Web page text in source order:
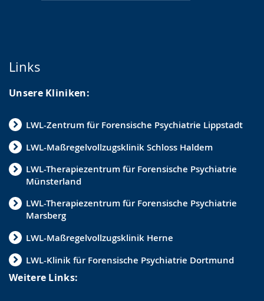
Links
Unsere Kliniken:
LWL-Zentrum für Forensische Psychiatrie Lippstadt
LWL-Maßregelvollzugsklinik Schloss Haldem
LWL-Therapiezentrum für Forensische Psychiatrie
Münsterland
LWL-Therapiezentrum für Forensische Psychiatrie
Marsberg
LWL-Maßregelvollzugsklinik Herne
LWL-Klinik für Forensische Psychiatrie Dortmund
Weitere Links: